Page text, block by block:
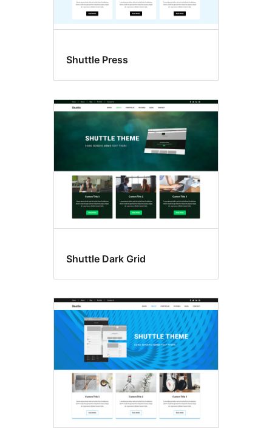
Shuttle Press
Shuttle Dark Grid